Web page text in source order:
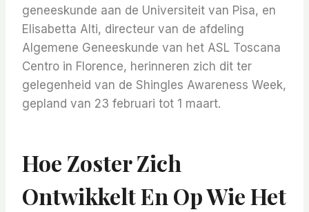
geneeskunde aan de Universiteit van Pisa, en
Elisabetta Alti, directeur van de afdeling
Algemene Geneeskunde van het ASL Toscana
Centro in Florence, herinneren zich dit ter
gelegenheid van de Shingles Awareness Week,
gepland van 23 februari tot 1 maart.
Hoe Zoster Zich
Ontwikkelt En Op Wie Het